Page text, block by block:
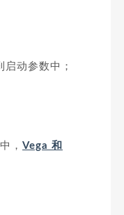
动参数中；
， Vega 和